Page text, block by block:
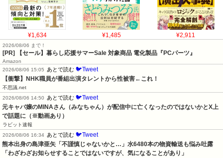
¥1,634 ¥1,485 ¥2,911
2026/08/06 まで！
[PR] 【セール】暮らし応援サマーSale 対象商品 電化製品『PCパーツ』
Amazon
2026/08/06 15:05
あとで読む 🐦Tweet
【衝撃】NHK職員が番組出演タレントから性被害←これ！
不思議.net
2026/08/06 14:50
あとで読む 🐦Tweet
元キャバ嬢のMINAさん（みなちゃん）が配信中に亡くなったのではないかとX上
で話題に（※動画あり）
ラビット速報
2026/08/06 16:34 あとで読む 🐦Tweet
熊本出身の島津亜矢「不謹慎じゃないかと…」水6480本の物資輸送も悩み吐露
「わざわざお知らせすることではないですが、気になることがあり」